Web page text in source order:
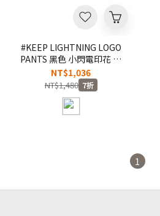
#KEEP LIGHTNING LOGO
PANTS 黑色 小閃電印花 修
身 彈性 寬鬆 長褲【KS258-
BK】
NT$1,036
NT$1,480 7折
1